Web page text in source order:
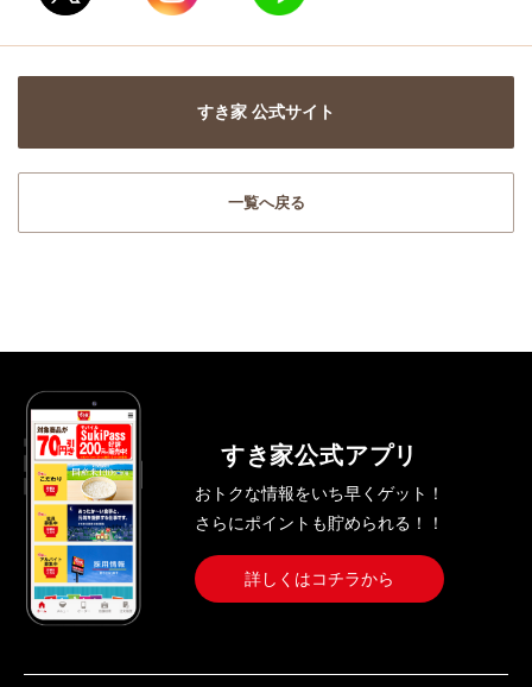
すき家 公式サイト
一覧へ戻る
すき家公式アプリ
おトクな情報をいち早くゲット！
さらにポイントも貯められる！！
詳しくはコチラから